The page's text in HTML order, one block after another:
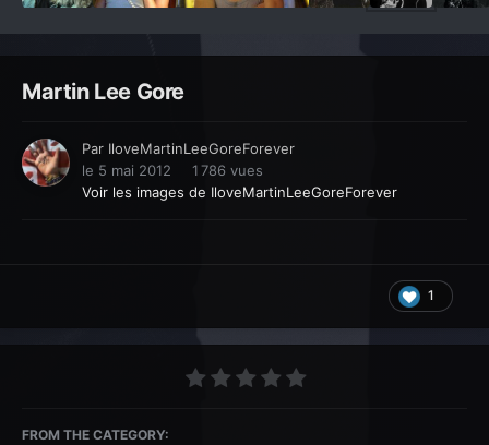
Martin Lee Gore
Par IloveMartinLeeGoreForever
le 5 mai 2012
1 786 vues
Voir les images de IloveMartinLeeGoreForever
1
FROM THE CATEGORY: